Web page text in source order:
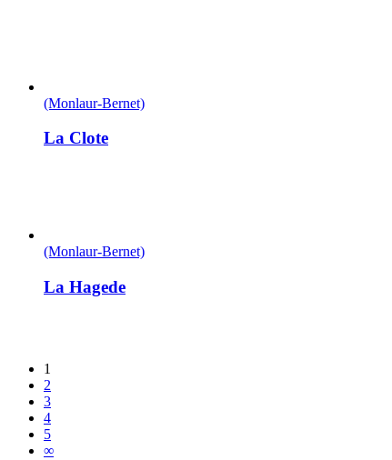
(Monlaur-Bernet)
La Clote
(Monlaur-Bernet)
La Hagede
1
2
3
4
5
∞